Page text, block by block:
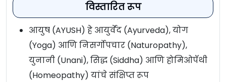
विस्तारित रूप
आयुष (AYUSH) हे आयुर्वेद (Ayurveda), योग
(Yoga) आणि निसर्गोपचार (Naturopathy),
युनानी (Unani), सिद्ध (Siddha) आणि होमिओपॅथी
(Homeopathy) यांचे संक्षिप्त रूप